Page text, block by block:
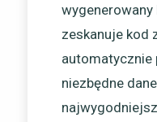
wygenerowany
zeskanuje kod
automatycznie
niezbędne